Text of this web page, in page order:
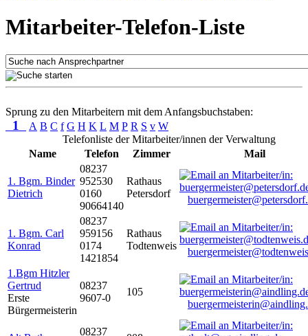
Mitarbeiter-Telefon-Liste
Sprung zu den Mitarbeitern mit dem Anfangsbuchstaben:
1 A B C f G H K L M P R S v W
Telefonliste der Mitarbeiter/innen der Verwaltung
Name
Telefon Zimmer Mail
1. Bgm. Binder
Dietrich
08237
952530
0160
90664140
Rathaus
Petersdorf
1. Bgm. Carl
Konrad
08237
959156
0174
1421854
Rathaus
Todtenweis
1.Bgm Hitzler
Gertrud
Erste
Bürgermeisterin
08237
9607-0
105
08237